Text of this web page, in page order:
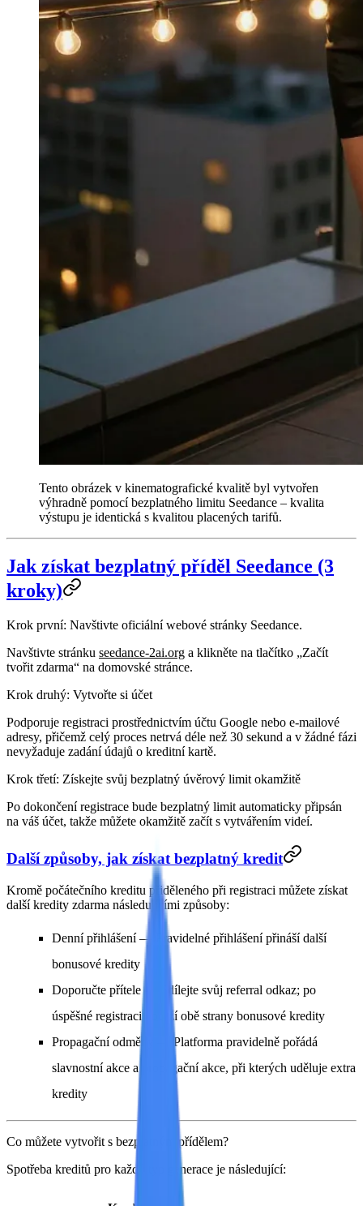
Tento obrázek v kinematografické kvalitě byl vytvořen
výhradně pomocí bezplatného limitu Seedance – kvalita
výstupu je identická s kvalitou placených tarifů.
Jak získat bezplatný příděl Seedance (3
kroky)
Krok první: Navštivte oficiální webové stránky Seedance.
Navštivte stránku seedance-2ai.org a klikněte na tlačítko „Začít
tvořit zdarma“ na domovské stránce.
Krok druhý: Vytvořte si účet
Podporuje registraci prostřednictvím účtu Google nebo e-mailové
adresy, přičemž celý proces netrvá déle než 30 sekund a v žádné fázi
nevyžaduje zadání údajů o kreditní kartě.
Krok třetí: Získejte svůj bezplatný úvěrový limit okamžitě
Po dokončení registrace bude bezplatný limit automaticky připsán
na váš účet, takže můžete okamžitě začít s vytvářením videí.
Další způsoby, jak získat bezplatný kredit
Kromě počátečního kreditu přiděleného při registraci můžete získat
další kredity zdarma následujícími způsoby:
Denní přihlášení— Pravidelné přihlášení přináší další
bonusové kredity
Doporučte přítele— Sdílejte svůj referral odkaz; po
úspěšné registraci obdrží obě strany bonusové kredity
Propagační odměny
— Platforma pravidelně pořádá
slavnostní akce a propagační akce, při kterých uděluje extra
kredity
Co můžete vytvořit s bezplatným přídělem?
Spotřeba kreditů pro každý typ generace je následující: